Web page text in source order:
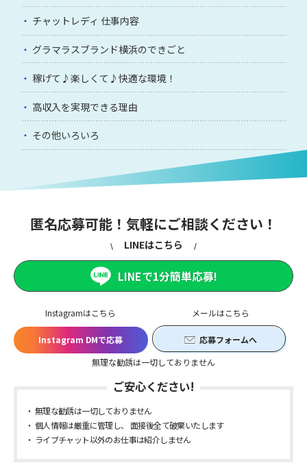
チャットレディ 仕事内容
グラマラスブランド横浜のできごと
稼げて♪楽しくて♪快適な環境！
高収入を実現できる理由
その他いろいろ
匿名応募可能！気軽にご相談ください！
Instagramはこちら
Instagram DMで応募
メールはこちら
応募フォームへ
無理な勧誘は一切しておりません
LINEはこちら
LINEで1分簡単応募!
ご安心ください!
無理な勧誘は一切しておりません
個人情報は厳重に管理し、 面接後全て破棄いたします
ライブチャット以外のお仕事は紹介しません